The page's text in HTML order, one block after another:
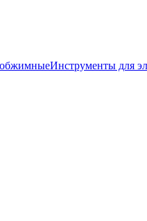
Инструменты для